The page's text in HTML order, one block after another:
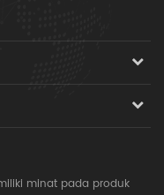
minat pada produk